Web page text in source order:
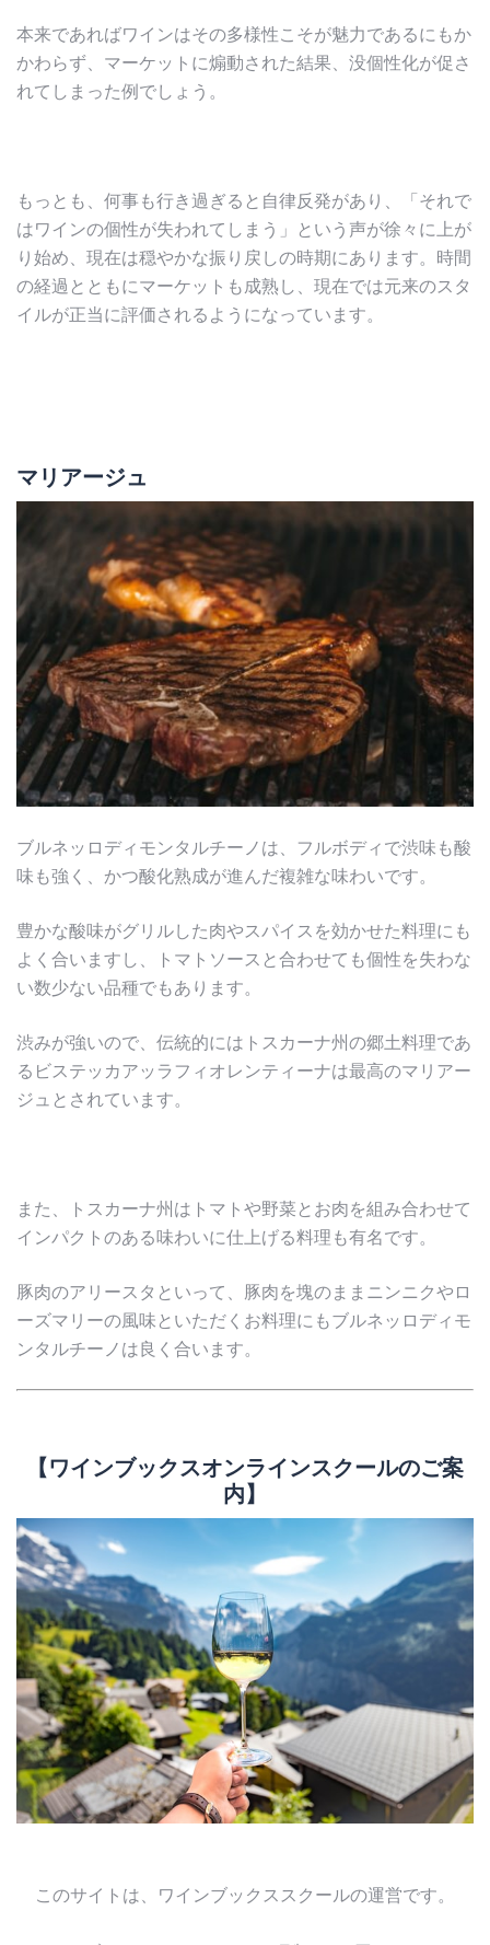
本来であればワインはその多様性こそが魅力であるにもか
かわらず、マーケットに煽動された結果、没個性化が促さ
れてしまった例でしょう。
もっとも、何事も行き過ぎると自律反発があり、「それで
はワインの個性が失われてしまう」という声が徐々に上が
り始め、現在は穏やかな振り戻しの時期にあります。時間
の経過とともにマーケットも成熟し、現在では元来のスタ
イルが正当に評価されるようになっています。
マリアージュ
ブルネッロディモンタルチーノは、フルボディで渋味も酸
味も強く、かつ酸化熟成が進んだ複雑な味わいです。
豊かな酸味がグリルした肉やスパイスを効かせた料理にも
よく合いますし、トマトソースと合わせても個性を失わな
い数少ない品種でもあります。
渋みが強いので、伝統的にはトスカーナ州の郷土料理であ
るビステッカアッラフィオレンティーナは最高のマリアー
ジュとされています。
また、トスカーナ州はトマトや野菜とお肉を組み合わせて
インパクトのある味わいに仕上げる料理も有名です。
豚肉のアリースタといって、豚肉を塊のままニンニクやロ
ーズマリーの風味といただくお料理にもブルネッロディモ
ンタルチーノは良く合います。
【ワインブックスオンラインスクールのご案
内】
このサイトは、ワインブックススクールの運営です。